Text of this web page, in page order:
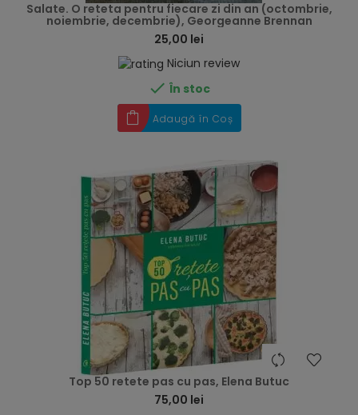
Salate. O reteta pentru fiecare zi din an (octombrie,
noiembrie, decembrie), Georgeanne Brennan
25,00 lei
Niciun review
 În stoc
Adaugă în Coș
Top 50 retete pas cu pas, Elena Butuc
75,00 lei